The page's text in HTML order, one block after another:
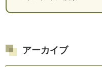
アーカイブ